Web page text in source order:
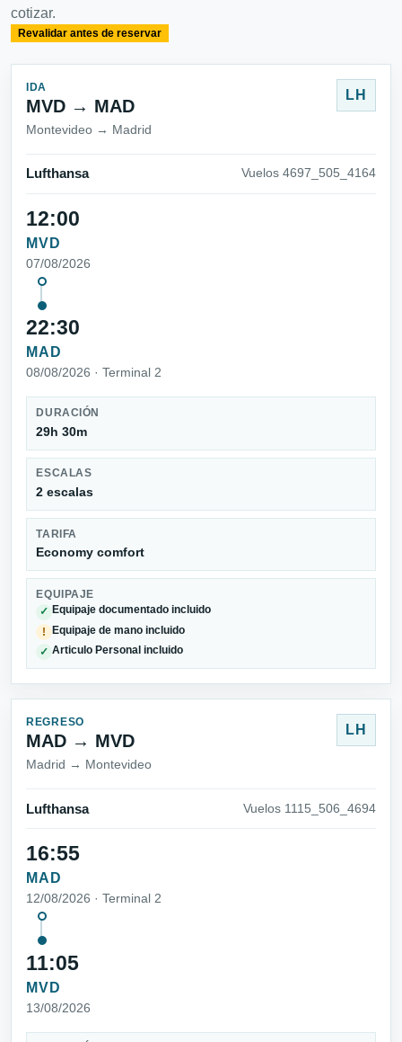
cotizar.
Revalidar antes de reservar
IDA
MVD → MAD
Montevideo → Madrid
LH
Lufthansa Vuelos 4697_505_4164
12:00
MVD
07/08/2026
22:30
MAD
08/08/2026 · Terminal 2
DURACIÓN
29h 30m
ESCALAS
2 escalas
TARIFA
Economy comfort
EQUIPAJE
✓ Equipaje documentado incluido
! Equipaje de mano incluido
✓ Articulo Personal incluido
REGRESO
MAD → MVD
Madrid → Montevideo
LH
Lufthansa Vuelos 1115_506_4694
16:55
MAD
12/08/2026 · Terminal 2
11:05
MVD
13/08/2026